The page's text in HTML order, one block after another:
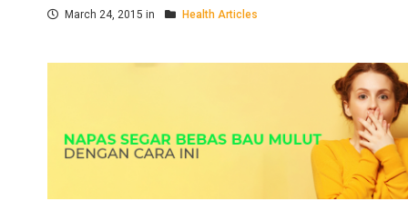
March 24, 2015 in Health Articles